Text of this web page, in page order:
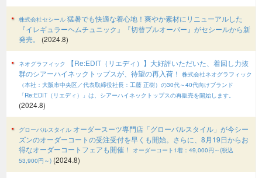
株式会社セシール 猛暑でも快適な着心地！爽やか素材にリニューアルした
『イレギュラーヘムチュニック』『切替プルオーバー』がセシールから新
発売。
(2024.8)
ネオグラフィック
【Re:EDIT（リエディ）】大好評いただいた、着回し力抜
群のシアーハイネックトップスが、待望の再入荷！ 株式会社ネオグラフィック
（本社：大阪市中央区／代表取締役社長：工藤 正樹）の30代～40代向けブランド
「Re:EDIT（リエディ）」は、シアーハイネックトップスの再販売を開始します。
(2024.8)
グローバルスタイル オーダースーツ専門店「グローバルスタイル」が今シー
ズンのオーダーコートの受注受付を早くも開始。さらに、8月19日からお
得なオーダーコートフェアも開催！ オーダーコート1着：49,000円～(税込
53,900円～) (2024.8)